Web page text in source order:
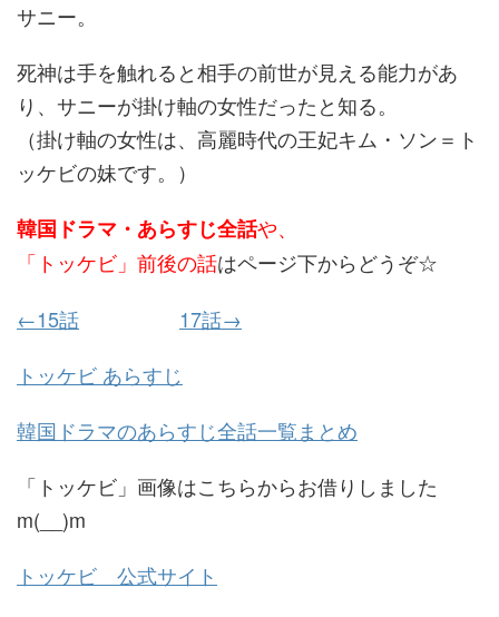
サニー。
死神は手を触れると相手の前世が見える能力があ
り、サニーが掛け軸の女性だったと知る。
（掛け軸の女性は、高麗時代の王妃キム・ソン＝ト
ッケビの妹です。）
韓国ドラマ・あらすじ全話や、
「トッケビ」前後の話はページ下からどうぞ☆
←15話
17話→
トッケビ あらすじ
韓国ドラマのあらすじ全話一覧まとめ
「トッケビ」画像はこちらからお借りしました
m(__)m
トッケビ 公式サイト